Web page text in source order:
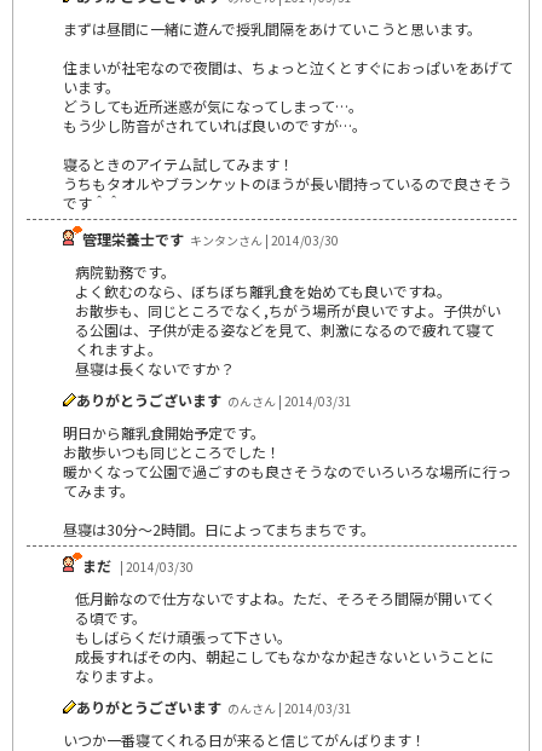
まずは昼間に一緒に遊んで授乳間隔をあけていこうと思います。
住まいが社宅なので夜間は、ちょっと泣くとすぐにおっぱいをあげて
います。
どうしても近所迷惑が気になってしまって…。
もう少し防音がされていれば良いのですが…。
寝るときのアイテム試してみます！
うちもタオルやブランケットのほうが長い間持っているので良さそう
です＾＾
管理栄養士です キンタンさん | 2014/03/30
病院勤務です。
よく飲むのなら、ぼちぼち離乳食を始めても良いですね。
お散歩も、同じところでなく,ちがう場所が良いですよ。子供がい
る公園は、子供が走る姿などを見て、刺激になるので疲れて寝て
くれますよ。
昼寝は長くないですか？
ありがとうございます のんさん | 2014/03/31
明日から離乳食開始予定です。
お散歩いつも同じところでした！
暖かくなって公園で過ごすのも良さそうなのでいろいろな場所に行っ
てみます。
昼寝は30分～2時間。日によってまちまちです。
まだ | 2014/03/30
低月齢なので仕方ないですよね。ただ、そろそろ間隔が開いてく
る頃です。
もしばらくだけ頑張って下さい。
成長すればその内、朝起こしてもなかなか起きないということに
なりますよ。
ありがとうございます のんさん | 2014/03/31
いつか一番寝てくれる日が来ると信じてがんばります！